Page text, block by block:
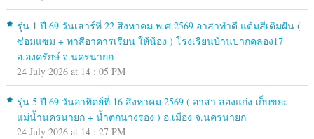
รุ่น 1 ปี 69 วันเสาร์ที่ 22 สิงหาคม พ.ศ.2569 อาสาทำดี แต้มสีเติมฝัน (
ซ่อมแซม + ทาสีอาคารเรียน ให้น้อง ) โรงเรียนบ้านปากคลอง17
อ.องครักษ์ จ.นครนายก
24 July 2026 at 14 : 05 PM
รุ่น 5 ปี 69 วันอาทิตย์ที่ 16 สิงหาคม 2569 ( อาสา ล่องแก่ง เก็บขยะ
แม่น้ำนครนายก + น้ำตกนางรอง ) อ.เมือง จ.นครนายก
24 July 2026 at 14 : 27 PM